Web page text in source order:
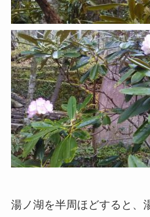
湯ノ湖を半周ほどすると、